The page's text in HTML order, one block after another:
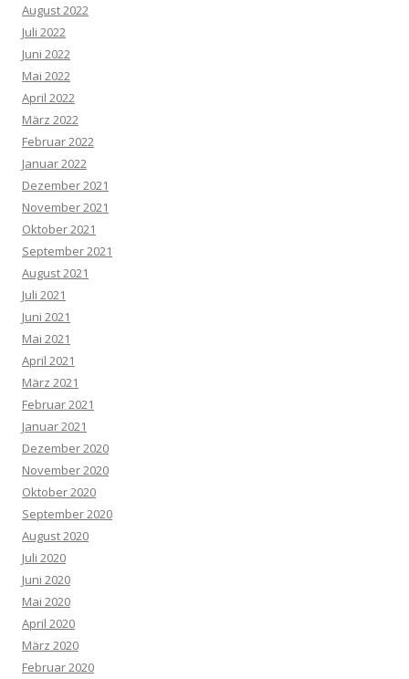
August 2022
Juli 2022
Juni 2022
Mai 2022
April 2022
März 2022
Februar 2022
Januar 2022
Dezember 2021
November 2021
Oktober 2021
September 2021
August 2021
Juli 2021
Juni 2021
Mai 2021
April 2021
März 2021
Februar 2021
Januar 2021
Dezember 2020
November 2020
Oktober 2020
September 2020
August 2020
Juli 2020
Juni 2020
Mai 2020
April 2020
März 2020
Februar 2020